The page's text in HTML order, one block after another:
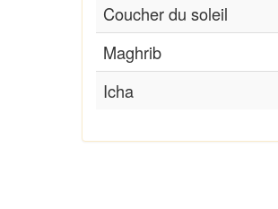
Coucher du soleil
Maghrib
Icha